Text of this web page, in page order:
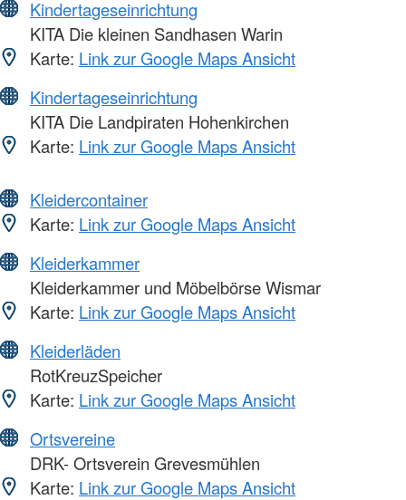
Kindertageseinrichtung
KITA Die kleinen Sandhasen Warin
Karte: Link zur Google Maps Ansicht
Kindertageseinrichtung
KITA Die Landpiraten Hohenkirchen
Karte: Link zur Google Maps Ansicht
Kleidercontainer
Karte: Link zur Google Maps Ansicht
Kleiderkammer
Kleiderkammer und Möbelbörse Wismar
Karte: Link zur Google Maps Ansicht
Kleiderläden
RotKreuzSpeicher
Karte: Link zur Google Maps Ansicht
Ortsvereine
DRK- Ortsverein Grevesmühlen
Karte: Link zur Google Maps Ansicht